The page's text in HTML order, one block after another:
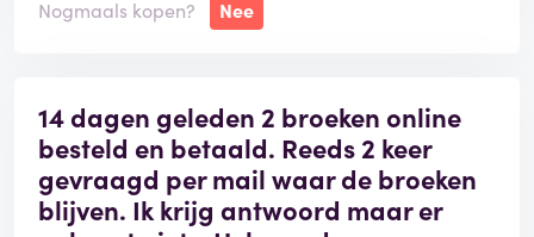
Nogmaals kopen?
Nee
14 dagen geleden 2 broeken online
besteld en betaald. Reeds 2 keer
gevraagd per mail waar de broeken
blijven. Ik krijg antwoord maar er